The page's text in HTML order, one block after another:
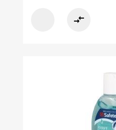
compare_arrows